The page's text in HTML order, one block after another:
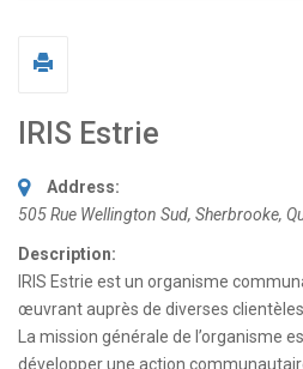
IRIS Estrie
Address:
505 Rue Wellington Sud, Sherbrooke,
Description:
IRIS Estrie est un organisme
œuvrant auprès de diverses
La mission générale de l’organisme
développer une action